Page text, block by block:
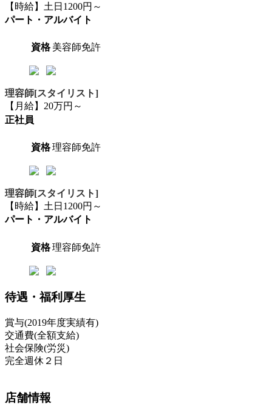
【時給】土日1200円～
パート・アルバイト
資格 美容師免許
理容師[スタイリスト]
【月給】20万円～
正社員
資格理容師免許
理容師[スタイリスト]
【時給】土日1200円～
パート・アルバイト
資格理容師免許
待遇・福利厚生
賞与(2019年度実績有)
交通費(全額支給)
社会保険(労災)
完全週休２日
店舗情報